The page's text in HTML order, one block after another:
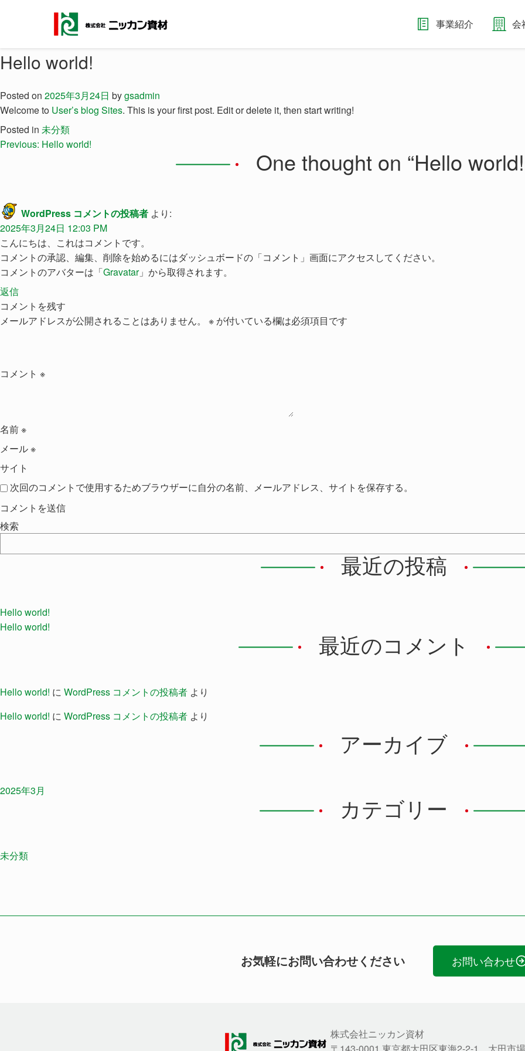
事業紹介 会
Hello world!
Posted on 2025年3月24日 bygsadmin
Welcome to User’s blog Sites. This is your first post. Edit or delete it, then start writing!
Posted in 未分類
Previous: Hello world!
One thought on “Hello world!
WordPress コメントの投稿者 より:
2025年3月24日 12:03 PM
こんにちは、これはコメントです。
コメントの承認、編集、削除を始めるにはダッシュボードの「コメント」画面にアクセスしてください。
コメントのアバターは「Gravatar」から取得されます。
返信
コメントを残す
メールアドレスが公開されることはありません。
※ が付いている欄は必須項目です
コメント ※
名前※
メール※
サイト
次回のコメントで使用するためブラウザーに自分の名前、メールアドレス、サイトを保存する。
検索
最近の投稿
Hello world!
Hello world!
最近のコメント
Hello world! に WordPress コメントの投稿者 より
Hello world! に WordPress コメントの投稿者 より
アーカイブ
2025年3月
カテゴリー
未分類
お気軽にお問い合わせください お問い合わせ
株式会社ニッカン資材
〒143-0001 東京都大田区東海2-2-1 大田市